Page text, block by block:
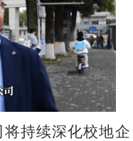
持续深化校地企